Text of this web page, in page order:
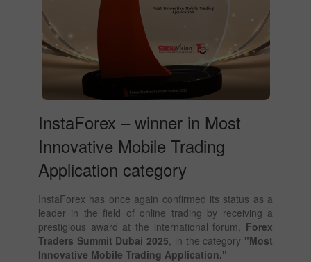
InstaForex – winner in Most
Innovative Mobile Trading
Application category
InstaForex has once again confirmed its status as a
leader in the field of online trading by receiving a
prestigious award at the international forum, Forex
Traders Summit Dubai 2025 , in the category "Most
Innovative Mobile Trading Application."